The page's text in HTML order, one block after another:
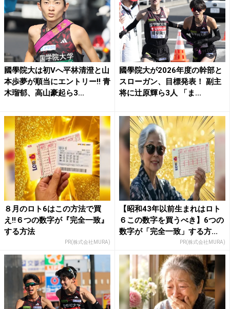
國學院大は初Vへ平林清澄と山
本歩夢が順当にエントリー!! 青
木瑠郁、高山豪起ら3...
國學院大が2026年度の幹部と
スローガン、目標発表！ 副主
将に辻原輝ら3人 「ま...
８月のロト6はこの方法で買
え!!６つの数字が『完全一致』
する方法
PR(株式会社MURA)
【昭和43年以前生まれはロト
６この数字を買うべき】6つの
数字が「完全一致」する方...
PR(株式会社MURA)